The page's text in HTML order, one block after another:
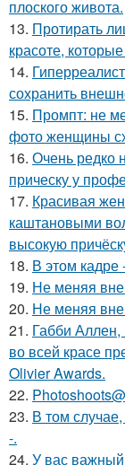
плоского живота.
13. Протирать
красоте,
14.
сохранить
15. Промпт: не
фото женщины
16. Очень редко
прическу у
17. Красивая
каштановыми
высокую
18. В этом
19. Не меняя
20. Не меняя
21. Габби Аллен,
во всей красе
Olivier Awards.
22.
23. В том
-.
24. У вас